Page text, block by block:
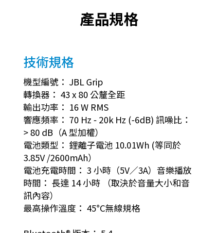
產品規格
技術規格
機型編號： JBL Grip
轉換器： 43 x 80 公釐全距
輸出功率： 16 W RMS
響應頻率： 70 Hz - 20k Hz (-6dB) 訊噪比：
> 80 dB（A 型加權）
電池類型： 鋰離子電池 10.01Wh (等同於
3.85V /2600mAh）
電池充電時間： 3 小時（5V／3A）音樂播放
時間： 長達 14 小時 （取決於音量大小和音
訊內容）
最高操作溫度： 45°C無線規格